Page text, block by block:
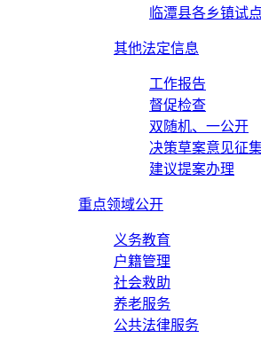
临潭县各乡镇试
其他法定信息
工作报告
督促检查
双随机、一公开
决策草案意见征
建议提案办理
重点领域公开
义务教育
户籍管理
社会救助
养老服务
公共法律服务